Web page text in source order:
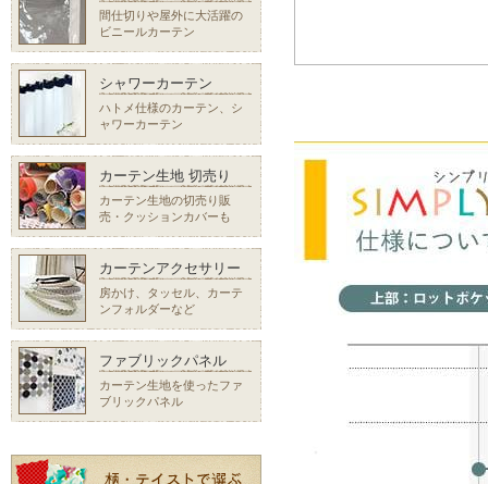
間仕切りや屋外に大活躍の
ビニールカーテン
シャワーカーテン
ハトメ仕様のカーテン、シ
ャワーカーテン
カーテン生地 切売り
カーテン生地の切売り販
売・クッションカバーも
カーテンアクセサリー
房かけ、タッセル、カーテ
ンフォルダーなど
ファブリックパネル
カーテン生地を使ったファ
ブリックパネル